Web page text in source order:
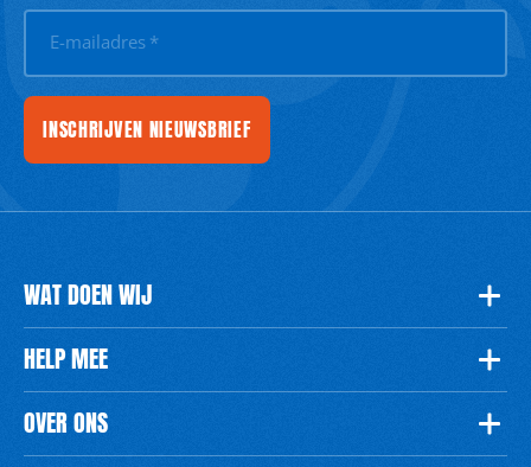
E-mailadres *
INSCHRIJVEN NIEUWSBRIEF
WAT DOEN WIJ
HELP MEE
OVER ONS